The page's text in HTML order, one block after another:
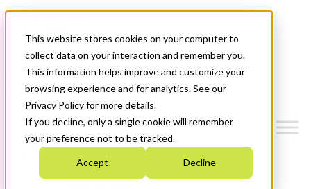
This website stores cookies on your computer to
collect data on your interaction and remember you.
This information helps improve and customize your
browsing experience and for analytics. See our
Privacy Policy for more details.
If you decline, only a single cookie will remember
your preference not to be tracked.
Accept Decline
News & Events
Get Started
Menu
Who We Are
Strategic Plan 2026-2030